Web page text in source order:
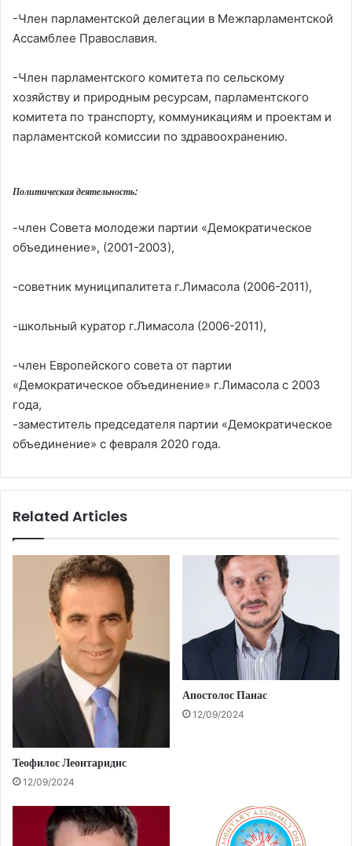
-Член парламентской делегации в Межпарламентской
Ассамблее Православия.
-Член парламентского комитета по сельскому
хозяйству и природным ресурсам, парламентского
комитета по транспорту, коммуникациям и проектам и
парламентской комиссии по здравоохранению.
Политическая деятельность:
-член Совета молодежи партии «Демократическое
объединение», (2001-2003),
-советник муниципалитета г.Лимасола (2006-2011),
-школьный куратор г.Лимасола (2006-2011),
-член Европейского совета от партии
«Демократическое объединение» г.Лимасола с 2003
года,
-заместитель председателя партии «Демократическое
объединение» с февраля 2020 года.
Related Articles
Теофилос Леонтаридис
12/09/2024
Апостолос Панас
12/09/2024